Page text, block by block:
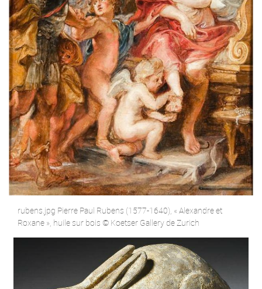
rubens.jpg Pierre Paul Rubens (1577-1640), « Alexandre et
Roxane », huile sur bois © Koetser Gallery de Zurich